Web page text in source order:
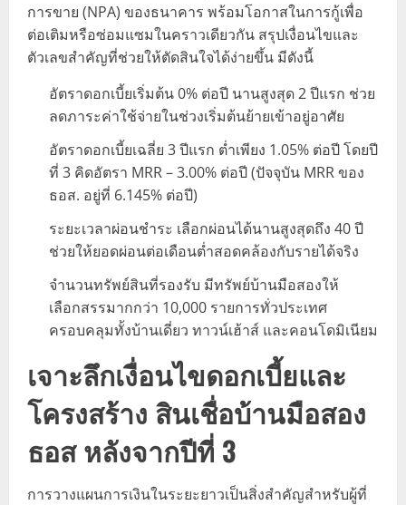
การขาย (NPA) ของธนาคาร พร้อมโอกาสในการกู้เพื่อ
ต่อเติมหรือซ่อมแซมในคราวเดียวกัน สรุปเงื่อนไขและ
ตัวเลขสำคัญที่ช่วยให้ตัดสินใจได้ง่ายขึ้น มีดังนี้
อัตราดอกเบี้ยเริ่มต้น 0% ต่อปี นานสูงสุด 2 ปีแรก ช่วย
ลดภาระค่าใช้จ่ายในช่วงเริ่มต้นย้ายเข้าอยู่อาศัย
อัตราดอกเบี้ยเฉลี่ย 3 ปีแรก ต่ำเพียง 1.05% ต่อปี โดยปี
ที่ 3 คิดอัตรา MRR – 3.00% ต่อปี (ปัจจุบัน MRR ของ
ธอส. อยู่ที่ 6.145% ต่อปี)
ระยะเวลาผ่อนชำระ เลือกผ่อนได้นานสูงสุดถึง 40 ปี
ช่วยให้ยอดผ่อนต่อเดือนต่ำสอดคล้องกับรายได้จริง
จำนวนทรัพย์สินที่รองรับ มีทรัพย์บ้านมือสองให้
เลือกสรรมากกว่า 10,000 รายการทั่วประเทศ
ครอบคลุมทั้งบ้านเดี่ยว ทาวน์เฮ้าส์ และคอนโดมิเนียม
เจาะลึกเงื่อนไขดอกเบี้ยและ
โครงสร้าง สินเชื่อบ้านมือสอง
ธอส หลังจากปีที่ 3
การวางแผนการเงินในระยะยาวเป็นสิ่งสำคัญสำหรับผู้ที่